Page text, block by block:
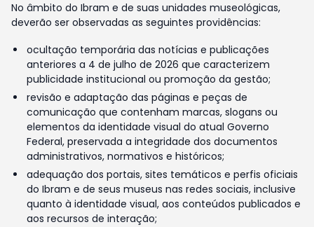
No âmbito do Ibram e de suas unidades museológicas,
deverão ser observadas as seguintes providências:
ocultação temporária das notícias e publicações
anteriores a 4 de julho de 2026 que caracterizem
publicidade institucional ou promoção da gestão;
revisão e adaptação das páginas e peças de
comunicação que contenham marcas, slogans ou
elementos da identidade visual do atual Governo
Federal, preservada a integridade dos documentos
administrativos, normativos e históricos;
adequação dos portais, sites temáticos e perfis oficiais
do Ibram e de seus museus nas redes sociais, inclusive
quanto à identidade visual, aos conteúdos publicados e
aos recursos de interação;